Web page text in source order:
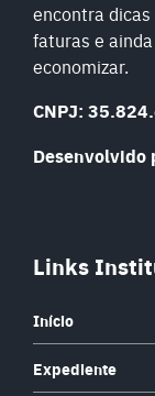
encontra
faturas e
economizar.
CNPJ:
Desenvolvido
Links
Início
Expediente